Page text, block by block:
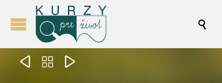

  